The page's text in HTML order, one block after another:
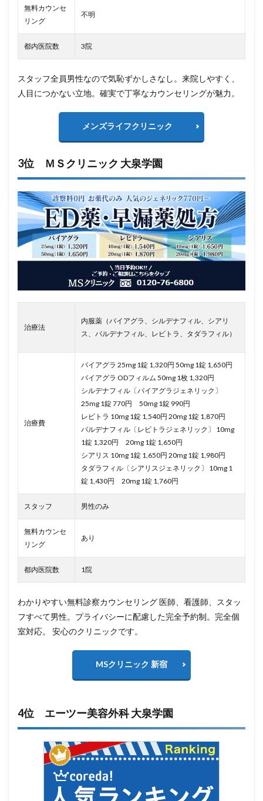
無料カウンセ
リング
不明
都内医院数 3院
スタッフ全員男性なので気恥ずかしさなし。来院しやすく、
人目につかない立地。確実で丁寧なカウンセリングが魅力。
メンズライフクリニック
3位 ＭＳクリニック 大泉学園
治療法
内服薬（バイアグラ、シルデナフィル、シアリ
ス、バルデナフィル、レビトラ、タダラフィル）
治療費
バイアグラ 25mg 1錠 1,320円 50mg 1錠 1,650円
バイアグラ ODフィルム 50mg 1枚 1,320円
シルデナフィル〔バイアグラジェネリック〕
25mg 1錠 770円 50mg 1錠 990円
レビトラ 10mg 1錠 1,540円 20mg 1錠 1,870円
バルデナフィル〔レビトラジェネリック〕 10mg
1錠 1,320円 20mg 1錠 1,650円
シアリス 10mg 1錠 1,650円 20mg 1錠 1,980円
タダラフィル〔シアリスジェネリック〕 10mg 1
錠 1,430円 20mg 1錠 1,760円
スタッフ 男性のみ
無料カウンセ
リング
あり
都内医院数 1院
わかりやすい無料診察カウンセリング 医師、看護師、スタッ
フすべて男性。プライバシーに配慮した完全予約制。完全個
室対応。 安心のクリニックです。
MSクリニック 新宿
4位 エーツー美容外科 大泉学園